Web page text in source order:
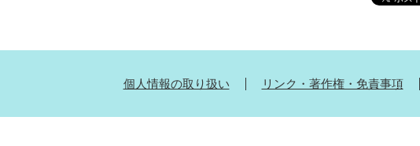
個人情報の取り扱い リンク・著作権・免責事項